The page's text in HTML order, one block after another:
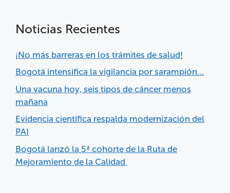
Noticias Recientes
¡No más barreras en los trámites de salud!
Bogotá intensifica la vigilancia por sarampión…
Una vacuna hoy, seis tipos de cáncer menos
mañana
Evidencia científica respalda modernización del
PAI
Bogotá lanzó la 5ª cohorte de la Ruta de
Mejoramiento de la Calidad